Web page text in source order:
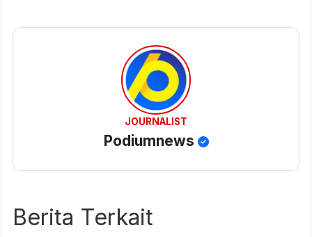
JOURNALIST
Podiumnews
Berita Terkait